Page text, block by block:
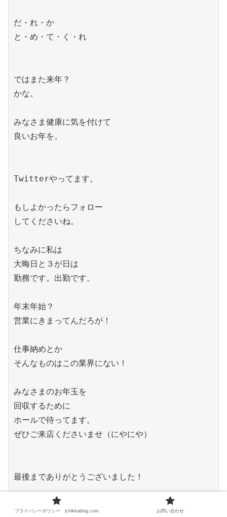
だ・れ・か
と・め・て・く・れ
ではまた来年？
かな。
みなさま健康に気を付けて
良いお年を。
Twitterやってます。
もしよかったらフォロー
してくださいね。
ちなみに私は
大晦日と３が日は
勤務です。出勤です。
年末年始？
営業にきまってんだろが！
仕事納めとか
そんなものはこの業界にない！
みなさまのお年玉を
回収するために
ホールで待ってます。
ぜひご来店くださいませ（にやにや）
最後までありがとうございました！
プライバシーポリシー |chikkablog.com お問い合わせ